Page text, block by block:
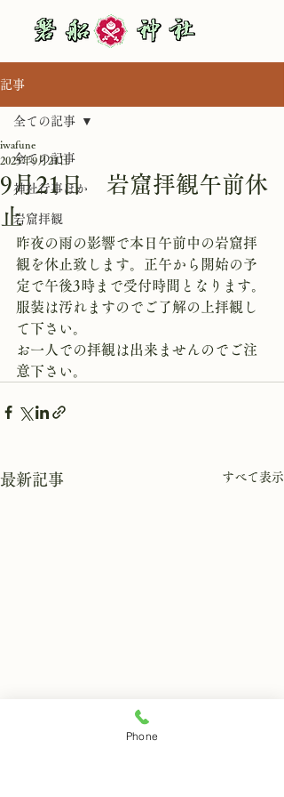
記事
全ての記事
神社行事ほか
岩窟拝観
全ての記事
9月21日 岩窟拝観午前休
止
iwafune
2025年9月21日
昨夜の雨の影響で本日午前中の岩窟拝
観を休止致します。正午から開始の予
定で午後3時まで受付時間となります。
服装は汚れますのでご了解の上拝観し
て下さい。
お一人での拝観は出来ませんのでご注
意下さい。
最新記事 すべて表示
Phone